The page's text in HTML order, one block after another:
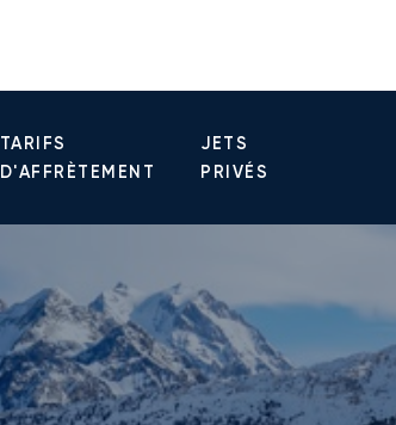
TARIFS
D'AFFRÈTEMENT
JETS
PRIVÉS